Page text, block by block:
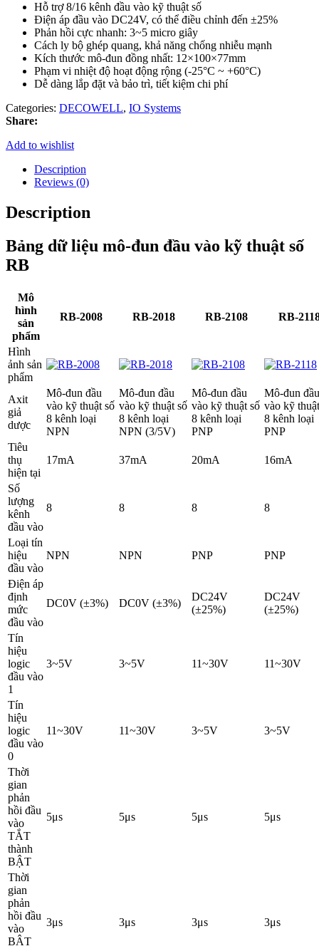
Hỗ trợ 8/16 kênh đầu vào kỹ thuật số
Điện áp đầu vào DC24V, có thể điều chỉnh đến ±25%
Phản hồi cực nhanh: 3~5 micro giây
Cách ly bộ ghép quang, khả năng chống nhiễu mạnh
Kích thước mô-đun đồng nhất: 12×100×77mm
Phạm vi nhiệt độ hoạt động rộng (-25°C ~ +60°C)
Dễ dàng lắp đặt và bảo trì, tiết kiệm chi phí
Categories: DECOWELL, IO Systems
Share:
Add to wishlist
Description
Reviews (0)
Description
Bảng dữ liệu mô-đun đầu vào kỹ thuật số
RB
Mô
hình
sản
phẩm
RB-2008 RB-2018 RB-2108 RB-
Hình
ảnh sản
phẩm
Axit
giả
dược
Mô-đun đầu
vào kỹ thuật số
8 kênh loại
NPN
Mô-đun đầu
vào kỹ thuật số
8 kênh loại
NPN (3/5V)
Mô-đun đầu
vào kỹ thuật số
8 kênh loại
PNP
Mô-đun đầu
vào kỹ
8 kênh loại
PNP
Tiêu
thụ
hiện tại
17mA 37mA 20mA 16mA
Số
lượng
kênh
đầu vào
8 8 8 8
Loại tín
hiệu
đầu vào
NPN NPN PNP PNP
Điện áp
định
mức
đầu vào
DC0V (±3%) DC0V (±3%)
DC24V
(±25%)
DC24V
(±25%)
Tín
hiệu
logic
đầu vào
1
3~5V 3~5V 11~30V 11~30V
Tín
hiệu
logic
đầu vào
0
11~30V 11~30V 3~5V 3~5V
Thời
gian
phản
hồi đầu
vào
TẮT
thành
BẬT
5μs 5μs 5μs 5μs
Thời
gian
phản
hồi đầu
vào
BẬT
3μs 3μs 3μs 3μs